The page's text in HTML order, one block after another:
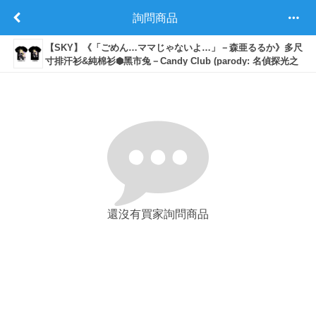
詢問商品
【SKY】《「ごめん…ママじゃないよ…」－森亜るるか》多尺
寸排汗衫&純棉衫⬢黑市兔－Candy Club (parody: 名偵探光之
還沒有買家詢問商品